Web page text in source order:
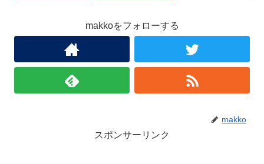
makkoをフォローする
makko
スポンサーリンク